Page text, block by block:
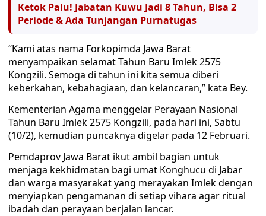
Ketok Palu! Jabatan Kuwu Jadi 8 Tahun, Bisa 2
Periode & Ada Tunjangan Purnatugas
“Kami atas nama Forkopimda Jawa Barat
menyampaikan selamat Tahun Baru Imlek 2575
Kongzili. Semoga di tahun ini kita semua diberi
keberkahan, kebahagiaan, dan kelancaran,” kata Bey.
Kementerian Agama menggelar Perayaan Nasional
Tahun Baru Imlek 2575 Kongzili, pada hari ini, Sabtu
(10/2), kemudian puncaknya digelar pada 12 Februari.
Pemdaprov Jawa Barat ikut ambil bagian untuk
menjaga kekhidmatan bagi umat Konghucu di Jabar
dan warga masyarakat yang merayakan Imlek dengan
menyiapkan pengamanan di setiap vihara agar ritual
ibadah dan perayaan berjalan lancar.